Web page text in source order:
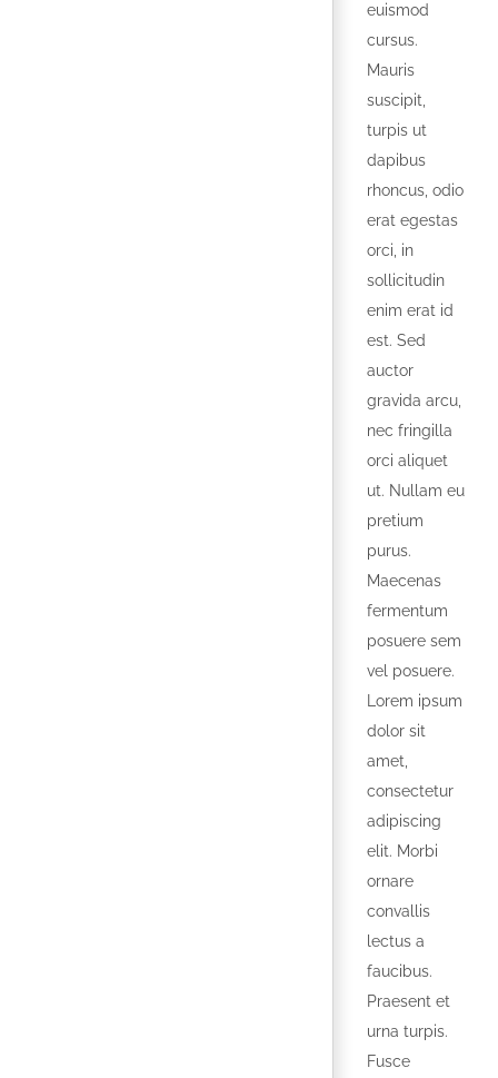
euismod
cursus.
Mauris
suscipit,
turpis ut
dapibus
rhoncus, odio
erat egestas
orci, in
sollicitudin
enim erat id
est. Sed
auctor
gravida arcu,
nec fringilla
orci aliquet
ut. Nullam eu
pretium
purus.
Maecenas
fermentum
posuere sem
vel posuere.
Lorem ipsum
dolor sit
amet,
consectetur
adipiscing
elit. Morbi
ornare
convallis
lectus a
faucibus.
Praesent et
urna turpis.
Fusce